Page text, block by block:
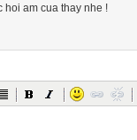
hoi am cua thay nhe !